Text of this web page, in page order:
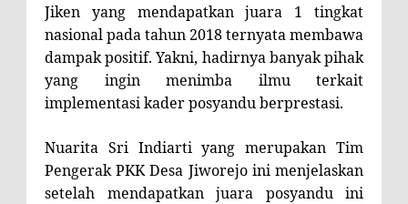
Jiken yang mendapatkan juara 1 tingkat
nasional pada tahun 2018 ternyata membawa
dampak positif. Yakni, hadirnya banyak pihak
yang ingin menimba ilmu terkait
implementasi kader posyandu berprestasi.
Nuarita Sri Indiarti yang merupakan Tim
Pengerak PKK Desa Jiworejo ini menjelaskan
setelah mendapatkan juara posyandu ini